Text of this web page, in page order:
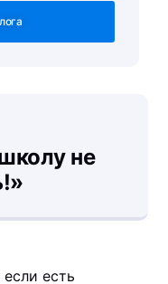
не
есть